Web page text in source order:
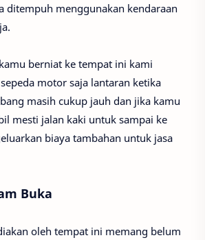
ditempuh menggunakan kendaraan
berniat ke tempat ini kami
motor saja lantaran ketika
masih cukup jauh dan jika kamu
mesti jalan kaki untuk sampai ke
biaya tambahan untuk jasa
Buka
oleh tempat ini memang belum